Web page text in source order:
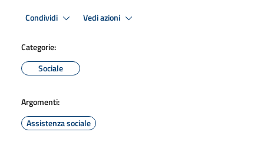
Condividi Vedi azioni
Categorie:
Sociale
Argomenti:
Assistenza sociale